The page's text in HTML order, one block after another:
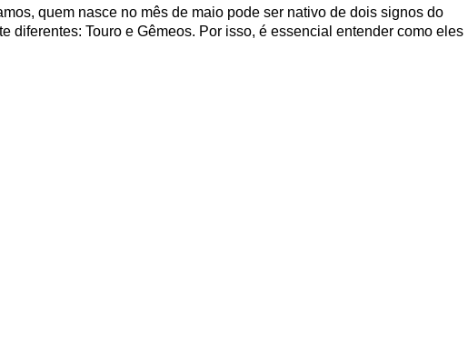
quem nasce no mês de maio pode ser nativo de dois signos do
diferentes: Touro e Gêmeos. Por isso, é essencial entender como eles